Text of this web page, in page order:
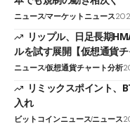
ニュースマーケットニュース
リップル、日足長期
ルを試す展開【仮想通貨
ニュース仮想通貨チャート分析
リミックスポイント、
入れ
ビットコインニュースニュース